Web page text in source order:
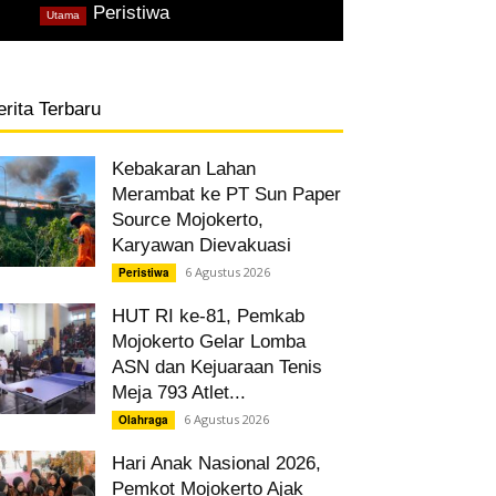
Peristiwa,
Utama
Terbaru
Kebakaran Lahan
Merambat ke PT Sun Paper
Source Mojokerto,
Karyawan Dievakuasi
Peristiwa 6 Agustus 2026
HUT RI ke-81, Pemkab
Mojokerto Gelar Lomba
ASN dan Kejuaraan Tenis
Meja 793 Atlet...
Olahraga 6 Agustus 2026
Hari Anak Nasional 2026,
Pemkot Mojokerto Ajak